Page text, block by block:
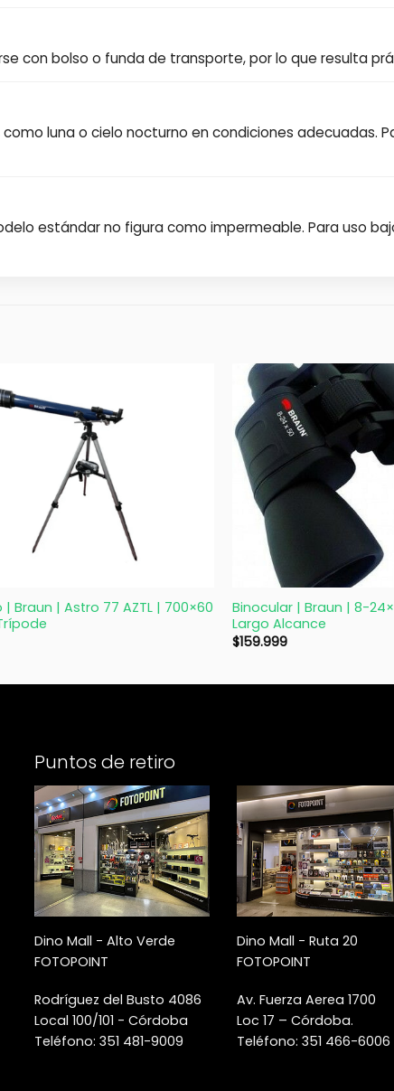
con bolso o funda de transporte, por lo que resulta
luna o cielo nocturno en condiciones adecuadas.
estándar no figura como impermeable. Para uso
Braun | Astro 77 AZTL | 700×60
Binocular | Braun | 8-
Largo Alcance
$159.999
Puntos de retiro
Dino Mall - Alto Verde
FOTOPOINT
Rodríguez del Busto 4086
Local 100/101 - Córdoba
Teléfono: 351 481-9009
Dino Mall - Ruta 20
FOTOPOINT
Av. Fuerza Aerea 1700
Loc 17 – Córdoba.
Teléfono: 351 466-6006